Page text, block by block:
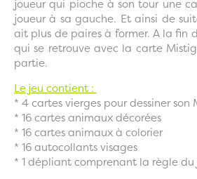
joueur qui pioche à son tour une
joueur à sa gauche. Et ainsi de
ait plus de paires à former. A la fin
qui se retrouve avec la carte
partie.
Le jeu contient :
* 4 cartes vierges pour dessiner son
* 16 cartes animaux décorées
* 16 cartes animaux à colorier
* 16 autocollants visages
* 1 dépliant comprenant la règle du